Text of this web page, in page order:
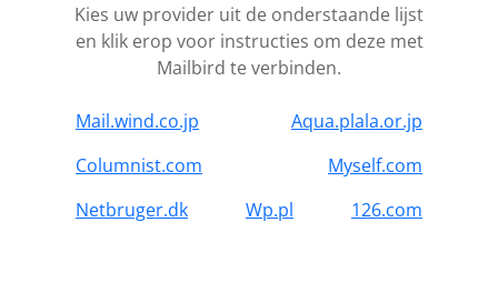
Kies uw provider uit de onderstaande lijst
en klik erop voor instructies om deze met
Mailbird te verbinden.
Mail.wind.co.jp
Aqua.plala.or.jp
Columnist.com
Myself.com
Netbruger.dk
Wp.pl 126.com